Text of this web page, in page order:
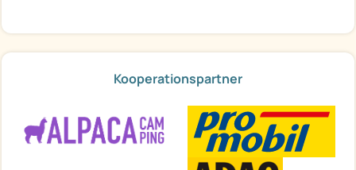
Kooperationspartner